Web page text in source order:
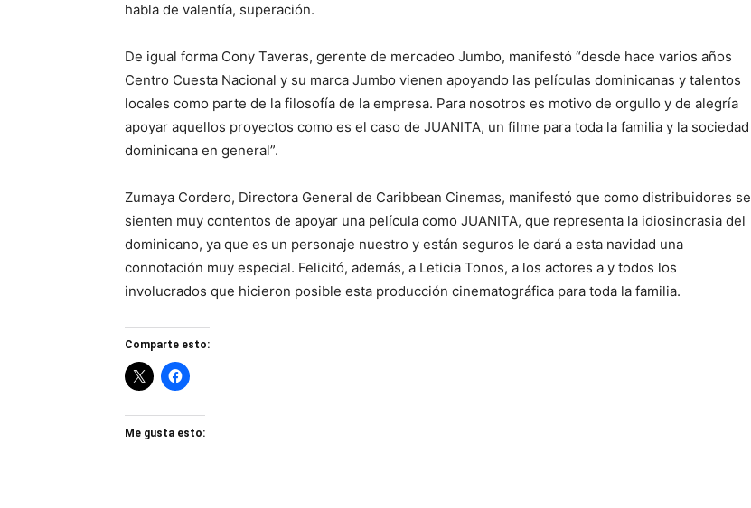
habla de valentía, superación.
De igual forma Cony Taveras, gerente de mercadeo Jumbo, manifestó “desde hace varios años
Centro Cuesta Nacional y su marca Jumbo vienen apoyando las películas dominicanas y talentos
locales como parte de la filosofía de la empresa. Para nosotros es motivo de orgullo y de alegría
apoyar aquellos proyectos como es el caso de JUANITA, un filme para toda la familia y la sociedad
dominicana en general”.
Zumaya Cordero, Directora General de Caribbean Cinemas, manifestó que como distribuidores se
sienten muy contentos de apoyar una película como JUANITA, que representa la idiosincrasia del
dominicano, ya que es un personaje nuestro y están seguros le dará a esta navidad una
connotación muy especial. Felicitó, además, a Leticia Tonos, a los actores a y todos los
involucrados que hicieron posible esta producción cinematográfica para toda la familia.
Comparte esto:
Me gusta esto: